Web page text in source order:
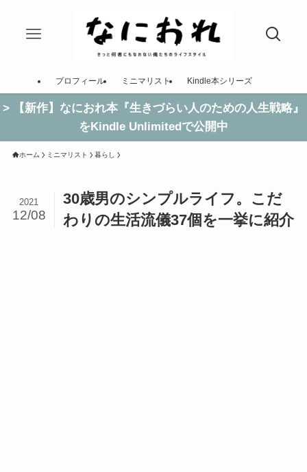
プロフィール ミニマリスト Kindle本シリーズ
> 【新作】なにおれ本『生きづらい人のための人生戦略』
をKindle Unlimitedで公開中
ホーム ミニマリスト 暮らし
30歳男のシンプルライフ。こだ
わりの生活流儀37個を一挙に紹介
2021
12/08